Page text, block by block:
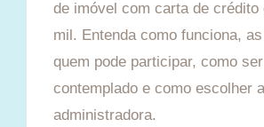
de imóvel com carta de crédito
mil. Entenda como funciona,
quem pode participar, como ser
contemplado e como escolher
administradora.